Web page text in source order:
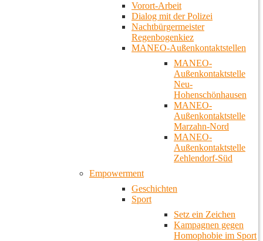
Vorort-Arbeit
Dialog mit der Polizei
Nachtbürgermeister
Regenbogenkiez
MANEO-Außenkontaktstellen
MANEO-
Außenkontaktstelle
Neu-
Hohenschönhausen
MANEO-
Außenkontaktstelle
Marzahn-Nord
MANEO-
Außenkontaktstelle
Zehlendorf-Süd
Empowerment
Geschichten
Sport
Setz ein Zeichen
Kampagnen gegen
Homophobie im Sport